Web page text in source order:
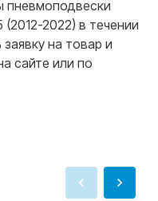
пневмоподвески
(2012-2022) в течении
на товар и
сайте или по